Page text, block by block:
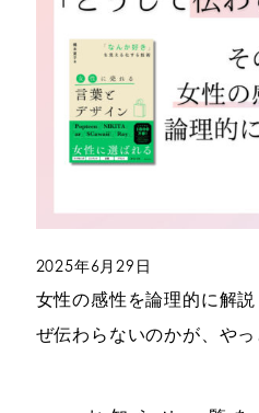
女性の感性を論理的に解
ぜ伝わらないのかが、やっ
投稿日
2025年6月29日